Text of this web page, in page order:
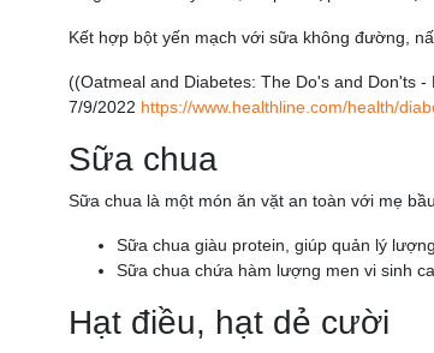
Kết hợp bột yến mạch với sữa không đường,
((Oatmeal and Diabetes: The Do's and Don'ts -
7/9/2022 https://www.healthline.com/health/
Sữa chua
Sữa chua là một món ăn vặt an toàn với mẹ
Sữa chua giàu protein, giúp quản lý
Sữa chua chứa hàm lượng men vi sinh
Hạt điều, hạt dẻ cười